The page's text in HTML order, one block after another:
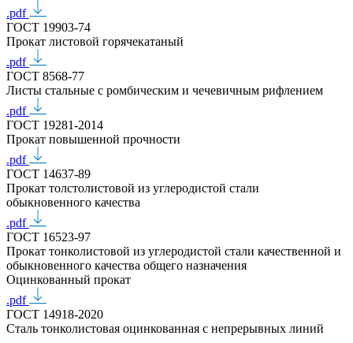
.pdf
ГОСТ 19903-74
Прокат листовой горячекатаный
.pdf
ГОСТ 8568-77
Листы стальные с ромбическим и чечевичным рифлением
.pdf
ГОСТ 19281-2014
Прокат повышенной прочности
.pdf
ГОСТ 14637-89
Прокат толстолистовой из углеродистой стали
обыкновенного качества
.pdf
ГОСТ 16523-97
Прокат тонколистовой из углеродистой стали качественной и
обыкновенного качества общего назначения
Оцинкованный прокат
.pdf
ГОСТ 14918-2020
Сталь тонколистовая оцинкованная с непрерывных линий